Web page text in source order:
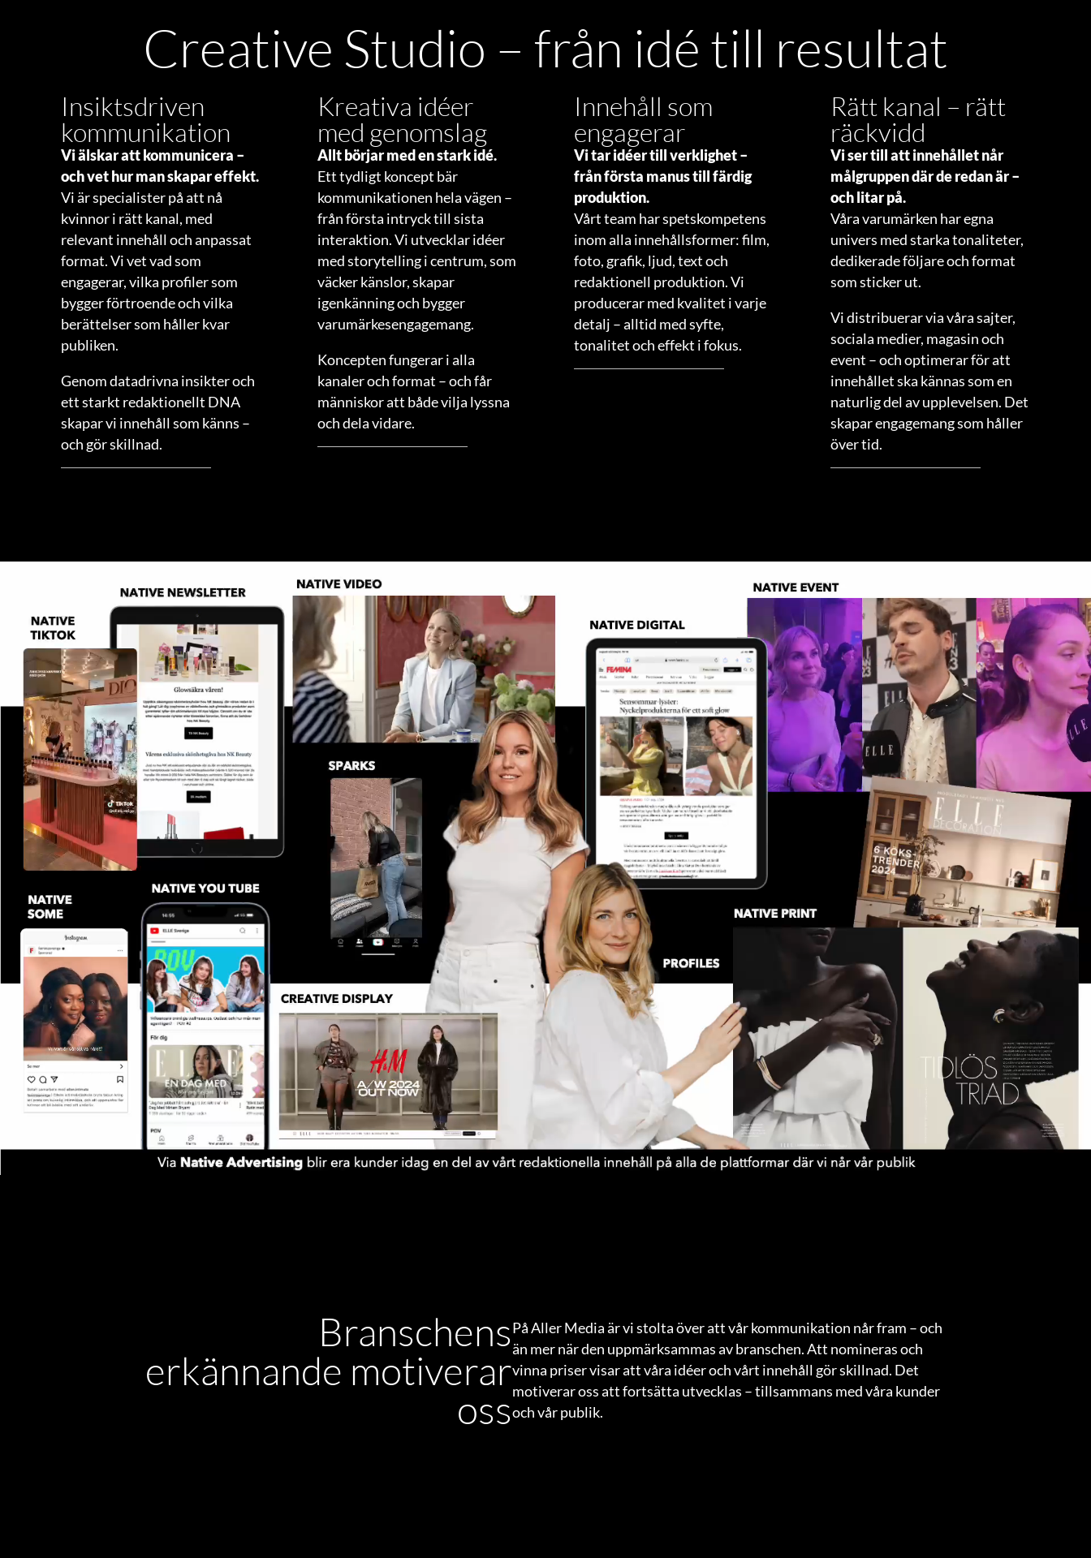
Creative Studio – från idé till resultat
Insiktsdriven
kommunikation
Vi älskar att kommunicera –
och vet hur man skapar effekt.
Vi är specialister på att nå
kvinnor i rätt kanal, med
relevant innehåll och anpassat
format. Vi vet vad som
engagerar, vilka profiler som
bygger förtroende och vilka
berättelser som håller kvar
publiken.
Genom datadrivna insikter och
ett starkt redaktionellt DNA
skapar vi innehåll som känns –
och gör skillnad.
Kreativa idéer
med genomslag
Allt börjar med en stark idé.
Ett tydligt koncept bär
kommunikationen hela vägen –
från första intryck till sista
interaktion. Vi utvecklar idéer
med storytelling i centrum, som
väcker känslor, skapar
igenkänning och bygger
varumärkesengagemang.
Koncepten fungerar i alla
kanaler och format – och får
människor att både vilja lyssna
och dela vidare.
Innehåll som
engagerar
Vi tar idéer till verklighet –
från första manus till färdig
produktion.
Vårt team har spetskompetens
inom alla innehållsformer: film,
foto, grafik, ljud, text och
redaktionell produktion. Vi
producerar med kvalitet i varje
detalj – alltid med syfte,
tonalitet och effekt i fokus.
Rätt kanal – rätt
räckvidd
Vi ser till att innehållet når
målgruppen där de redan är –
och litar på.
Våra varumärken har egna
univers med starka tonaliteter,
dedikerade följare och format
som sticker ut.
Vi distribuerar via våra sajter,
sociala medier, magasin och
event – och optimerar för att
innehållet ska kännas som en
naturlig del av upplevelsen. Det
skapar engagemang som håller
över tid.
Branschens
erkännande motiverar
oss
På Aller Media är vi stolta över att vår kommunikation når fram – och
än mer när den uppmärksammas av branschen. Att nomineras och
vinna priser visar att våra idéer och vårt innehåll gör skillnad. Det
motiverar oss att fortsätta utvecklas – tillsammans med våra kunder
och vår publik.